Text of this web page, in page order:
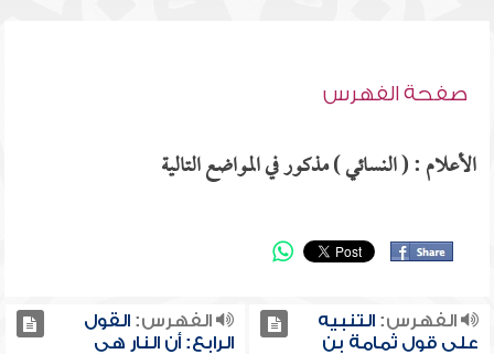
صفحة الفهرس
الأعلام : ( النسائي ) مذكور في المواضع التالية
الفهرس:التنبيه
على قول ثمامة بن
الفهرس:القول
الرابع: أن النار هي